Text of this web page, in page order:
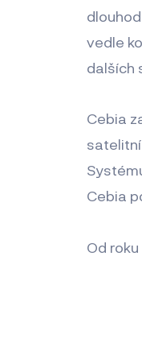
vedle
dalších
Cebia
Cebia
Od